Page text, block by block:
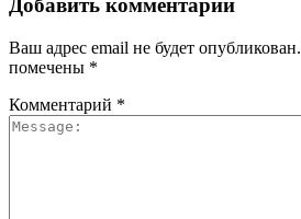
Добавить комментарий
Ваш адрес email не будет опубликован.
помечены *
Комментарий *